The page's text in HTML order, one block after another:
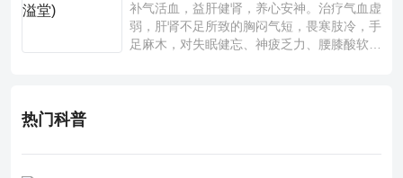
补气活血，益肝健肾，养心安神。治疗气血虚
弱，肝肾不足所致的胸闷气短，畏寒肢冷，手
足麻木，对失眠健忘、神疲乏力、腰膝酸软也
热门科普